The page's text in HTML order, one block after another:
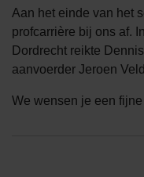
Aan het einde van het
profcarrière bij ons af.
Dordrecht reikte
aanvoerder Jeroen
We wensen je een